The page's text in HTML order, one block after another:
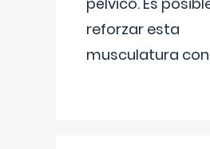
reforzar esta
musculatura